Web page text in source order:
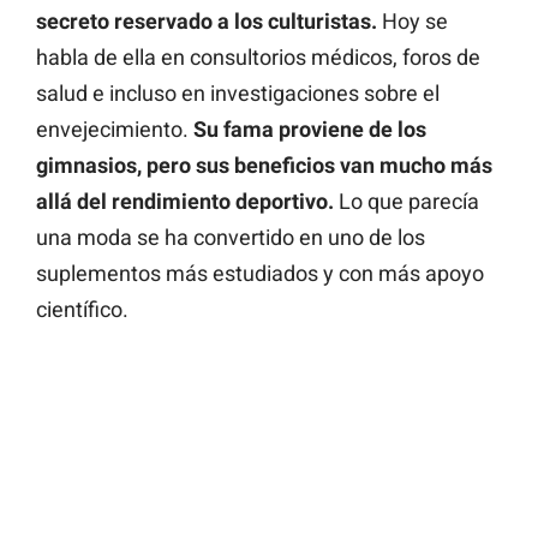
secreto reservado a los culturistas. Hoy se
habla de ella en consultorios médicos, foros de
salud e incluso en investigaciones sobre el
envejecimiento. Su fama proviene de los
gimnasios, pero sus beneficios van mucho más
allá del rendimiento deportivo. Lo que parecía
una moda se ha convertido en uno de los
suplementos más estudiados y con más apoyo
científico.